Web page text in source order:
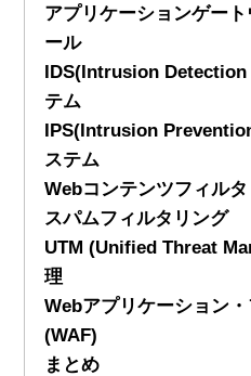
アプリケーションゲー
ール
IDS(Intrusion Detection
テム
IPS(Intrusion
ステム
Webコンテンツフィル
スパムフィルタリング
UTM (Unified Threat
理
Webアプリケーション
(WAF)
まとめ